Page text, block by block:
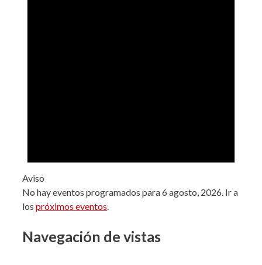
Aviso
No hay eventos programados para 6 agosto, 2026. Ir a
los próximos eventos.
Navegación de vistas